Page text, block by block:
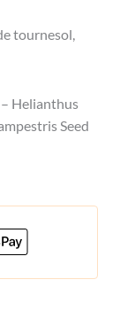
tournesol,
Helianthus
Seed